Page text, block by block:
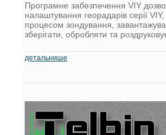
Програмне забезпечення VIY
налаштування георадарів серії
процесом зондування,
зберігати, обробляти та
детальнише